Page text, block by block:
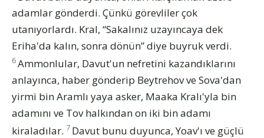
adamlar gönderdi. Çünkü görevliler çok
utanıyorlardı. Kral, “Sakalınız uzayıncaya dek
Eriha'da kalın, sonra dönün” diye buyruk verdi.
6Ammonlular, Davut'un nefretini kazandıklarını
anlayınca, haber gönderip Beytrehov ve Sova'dan
yirmi bin Aramlı yaya asker, Maaka Kralı'yla bin
adamını ve Tov halkından on iki bin adamı
kiraladılar. 7 Davut bunu duyunca, Yoav'ı ve güçlü